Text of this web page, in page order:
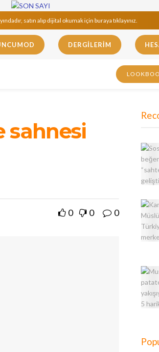
satın alıp dijital okumak için buraya tıklayınız.
DERGILERIM
sahnesi
0 0 0